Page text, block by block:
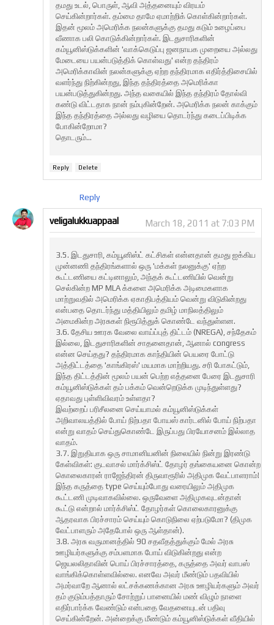
தமது உடல், பொருள், ஆவி அத்தனையும் விரயம்
செய்கின்றார்கள். தம்மை தாமே ஏமாற்றிக் கொள்கின்றார்கள்.
இதன் மூலம் அமெரிக்க நலன்களுக்கு தமது கடும் உழைப்பை
வீணாக பலி கொடுக்கின்றார்கள். இடதுசாரிகளின்
கம்யூனிஸ்டுக்களின் 'வாக்கெடுப்பு ஜனநாயக முறையை அல்லது
மேடையை பயன்படுத்திக் கொள்வது' என்ற தந்திரம்
அமெரிக்காவின் நலன்களுக்கு ஏற்ற தந்திரமாக எதிர்த்திசையில்
வளர்ந்து நிற்கின்றது, இந்த தந்திரத்தை அமெரிக்கா
பயன்படுத்துகின்றது. அந்த வகையில் இந்த தந்திரம் தோல்வி
கண்டு விட்டதாக நான் நம்புகின்றேன். அமெரிக்க நலன் காக்கும்
இந்த தந்திரத்தை அல்லது வழியை தொடர்ந்து கடைப்பிடிக்க
போகின்றோமா?
தொடரும்...
Reply Delete
Reply
veligalukkuappaal March 18, 2011 at 7:03 PM
3.5. இடதுசாரி, கம்யூனிஸ்ட் கட்சிகள் என்னதான் தமது ஐக்கிய
முன்னணி தந்திரங்களால் ஒரு 'மக்கள் நலனுக்கு' ஏற்ற
கூட்டணியை கட்டினாலும், அந்தக் கூட்டணியில் வென்று
செல்கின்ற MP MLA க்களை அமெரிக்க அடிமைகளாக
மாற்றுவதில் அமெரிக்க ஏகாதிபத்தியம் வென்று விடுகின்றது
என்பதை தொடர்ந்து மத்தியிலும் தமிழ் மாநிலத்திலும்
அமைகின்ற அரசுகள் நிரூபித்துக் கொண்டே வந்துள்ளன.
3.6. தேசிய ஊரக வேலை வாய்ப்புத் திட்டம் (NREGA), சந்தேகம்
இல்லை, இடதுசாரிகளின் சாதனைதான், ஆனால் congress
என்ன செய்தது? தந்திரமாக காந்தியின் பெயரை போட்டு
அத்திட்டத்தை 'காங்கிரஸ்' மயமாக மாற்றியது. சரி போகட்டும்,
இந்த திட்டத்தின் மூலம் பயன் பெற்ற எத்தனை பேரை இடதுசாரி
கம்யூனிஸ்டுக்கள் தம் பக்கம் வென்றெடுக்க முடிந்துள்ளது?
ஏதாவது புள்ளிவிவரம் உள்ளதா?
இவற்றைப் பரிசீலனை செய்யாமல் கம்யூனிஸ்டுக்கள்
அறிவாலயத்தில் போய் நிற்பதா போயஸ் கார்டனில் போய் நிற்பதா
என்று வாதம் செய்துகொண்டே இருப்பது பிரயோசனம் இல்லாத
வாதம்.
3.7. இறுதியாக ஒரு சாமானியனின் நிலையில் நின்று இரண்டு
கேள்விகள்: குடவாசல் மார்க்சிஸ்ட் தோழர் தங்கையனை கொன்ற
கொலைகாரன் ராஜேந்திரன் திருவாரூரில் அதிமுக வேட்பாளராம்!
இந்த கருத்தை type செய்யும்போது வரையிலும் அதிமுக
கூட்டணி முடிவாகவில்லை. ஒருவேளை அதிமுகவுடன்தான்
கூட்டு என்றால் மார்க்சிஸ்ட் தோழர்கள் கொலைகாரனுக்கு
ஆதரவாக பிரச்சாரம் செய்யும் கொடுநிலை ஏற்படுமோ? (திமுக
வேட்பாளரும் அதேபோல் ஒரு ஆள்தான்).
3.8. அரசு வருமானத்தில் 90 சதவீதத்துக்கும் மேல் அரசு
ஊழியர்களுக்கு சம்பளமாக போய் விடுகின்றது என்ற
ஜெயலலிதாவின் பொய் பிரச்சாரத்தை, கருத்தை அவர் வாபஸ்
வாங்கிக்கொள்ளவில்லை. எனவே அவர் மீண்டும் பதவியில்
அமர்வாறே ஆனால் லட்சக்கணக்கான அரசு ஊழியர்களும் அவர்
தம் குடும்பத்தாரும் சோற்றுப் பானையில் மண் விழும் நாளை
எதிர்பார்க்க வேண்டும் என்பதை வேதனையுடன் பதிவு
செய்கின்றேன். அன்றைக்கு மீண்டும் கம்யூனிஸ்டுக்கள் வீதியில்